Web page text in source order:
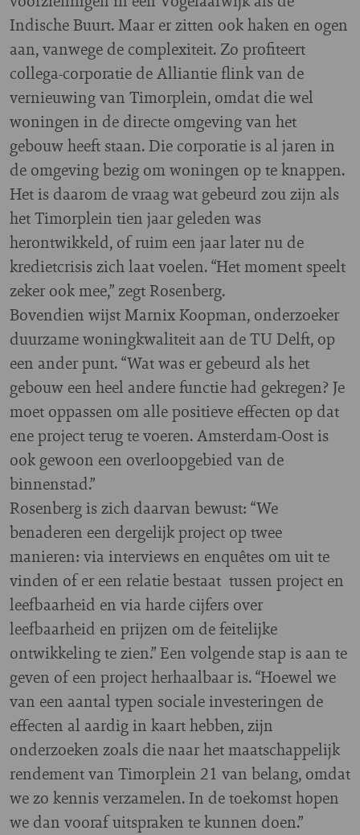
Indische Buurt. Maar er zitten ook haken en ogen
aan, vanwege de complexiteit. Zo profiteert
collega-corporatie de Alliantie flink van de
vernieuwing van Timorplein, omdat die wel
woningen in de directe omgeving van het
gebouw heeft staan. Die corporatie is al jaren in
de omgeving bezig om woningen op te knappen.
Het is daarom de vraag wat gebeurd zou zijn als
het Timorplein tien jaar geleden was
herontwikkeld, of ruim een jaar later nu de
kredietcrisis zich laat voelen. “Het moment speelt
zeker ook mee,” zegt Rosenberg.
Bovendien wijst Marnix Koopman, onderzoeker
duurzame woningkwaliteit aan de TU Delft, op
een ander punt. “Wat was er gebeurd als het
gebouw een heel andere functie had gekregen? Je
moet oppassen om alle positieve effecten op dat
ene project terug te voeren. Amsterdam-Oost is
ook gewoon een overloopgebied van de
binnenstad.”
Rosenberg is zich daarvan bewust: “We
benaderen een dergelijk project op twee
manieren: via interviews en enquêtes om uit te
vinden of er een relatie bestaat tussen project en
leefbaarheid en via harde cijfers over
leefbaarheid en prijzen om de feitelijke
ontwikkeling te zien.” Een volgende stap is aan te
geven of een project herhaalbaar is. “Hoewel we
van een aantal typen sociale investeringen de
effecten al aardig in kaart hebben, zijn
onderzoeken zoals die naar het maatschappelijk
rendement van Timorplein 21 van belang, omdat
we zo kennis verzamelen. In de toekomst hopen
we dan vooraf uitspraken te kunnen doen.”